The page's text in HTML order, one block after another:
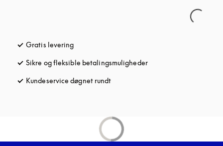
Gratis levering
Sikre og fleksible betalingsmulighederåbnes under en ny fane
Kundeservice døgnet rundt